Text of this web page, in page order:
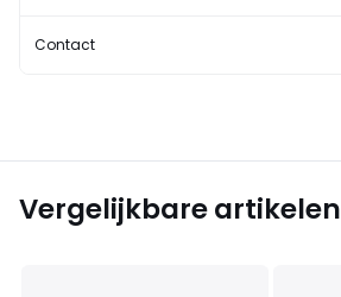
Contact
Vergelijkbare artikelen